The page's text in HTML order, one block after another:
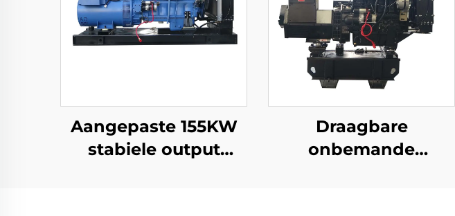
Aangepaste 155KW
stabiele output
Draagbare
onbemande